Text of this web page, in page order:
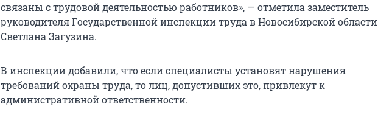
связаны с трудовой деятельностью работников», — отметила заместитель
руководителя Государственной инспекции труда в Новосибирской области
Светлана Загузина.
В инспекции добавили, что если специалисты установят нарушения
требований охраны труда, то лиц, допустивших это, привлекут к
административной ответственности.